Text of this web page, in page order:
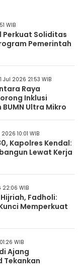
WIB
Perkuat Soliditas
Pemerintah
Jul 2026 21:53 WIB
Raya
Inklusi
Ultra Mikro
10:01 WIB
Kapolres Kendal:
Lewat Kerja
22:06 WIB
Fadholi:
Memperkuat
WIB
Ajang
Tekankan